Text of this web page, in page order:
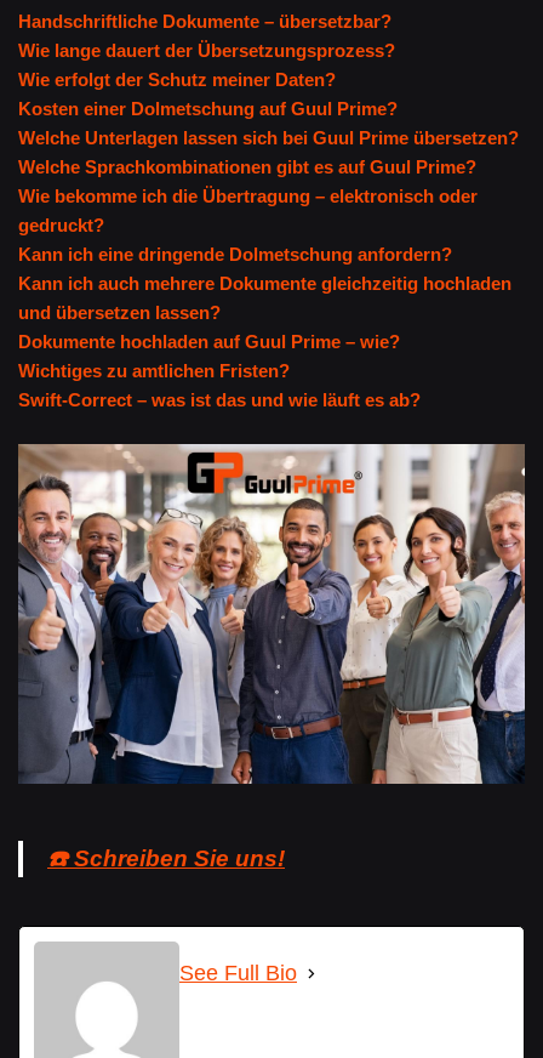
Handschriftliche Dokumente – übersetzbar?
Wie lange dauert der Übersetzungsprozess?
Wie erfolgt der Schutz meiner Daten?
Kosten einer Dolmetschung auf Guul Prime?
Welche Unterlagen lassen sich bei Guul Prime übersetzen?
Welche Sprachkombinationen gibt es auf Guul Prime?
Wie bekomme ich die Übertragung – elektronisch oder
gedruckt?
Kann ich eine dringende Dolmetschung anfordern?
Kann ich auch mehrere Dokumente gleichzeitig hochladen
und übersetzen lassen?
Dokumente hochladen auf Guul Prime – wie?
Wichtiges zu amtlichen Fristen?
Swift-Correct – was ist das und wie läuft es ab?
☎️ Schreiben Sie uns!
See Full Bio